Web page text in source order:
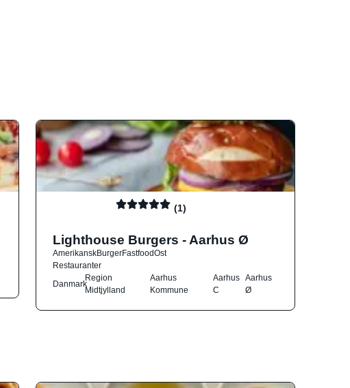
(1)
Lighthouse Burgers - Aarhus Ø
AmerikanskBurgerFastfoodOst
Restauranter
Danmark
Region
Midtjylland
Aarhus
Kommune
Aarhus
C
Aarhus
Ø